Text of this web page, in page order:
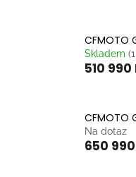
CFMOTO
Skladem
510 990
CFMOTO
Na dotaz
650